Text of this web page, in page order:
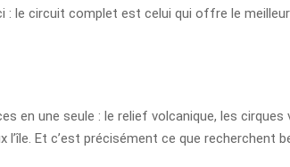
le circuit complet est celui qui offre le
en une seule : le relief volcanique, les
Et c’est précisément ce que recherchent